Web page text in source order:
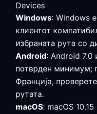
Devices
Windows: Windows
клиентот
избраната рута со
Android: Android 7.0
потврден минимум;
Франција,
рутата.
macOS: macOS